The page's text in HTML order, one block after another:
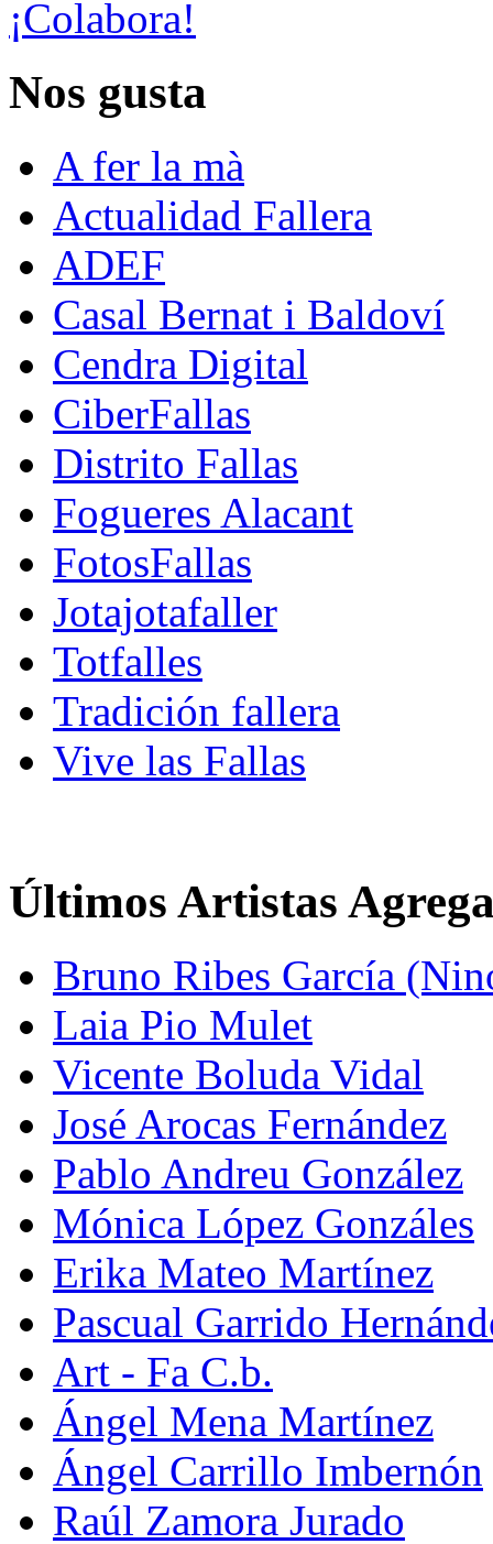
¡Colabora!
Nos gusta
A fer la mà
Actualidad Fallera
ADEF
Casal Bernat i Baldoví
Cendra Digital
CiberFallas
Distrito Fallas
Fogueres Alacant
FotosFallas
Jotajotafaller
Totfalles
Tradición fallera
Vive las Fallas
Últimos Artistas
Bruno Ribes García
Laia Pio Mulet
Vicente Boluda Vidal
José Arocas Fernández
Pablo Andreu González
Mónica López Gonzáles
Erika Mateo Martínez
Pascual Garrido
Art - Fa C.b.
Ángel Mena Martínez
Ángel Carrillo Imbernón
Raúl Zamora Jurado